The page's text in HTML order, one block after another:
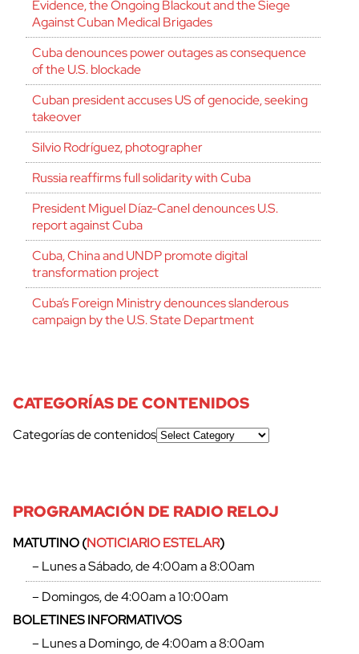
Evidence, the Ongoing Blackout and the Siege
Against Cuban Medical Brigades
Cuba denounces power outages as consequence
of the U.S. blockade
Cuban president accuses US of genocide, seeking
takeover
Silvio Rodríguez, photographer
Russia reaffirms full solidarity with Cuba
President Miguel Díaz-Canel denounces U.S.
report against Cuba
Cuba, China and UNDP promote digital
transformation project
Cuba’s Foreign Ministry denounces slanderous
campaign by the U.S. State Department
CATEGORÍAS DE CONTENIDOS
Categorías de contenidos
PROGRAMACIÓN DE RADIO RELOJ
MATUTINO (NOTICIARIO ESTELAR)
– Lunes a Sábado, de 4:00am a 8:00am
– Domingos, de 4:00am a 10:00am
BOLETINES INFORMATIVOS
– Lunes a Domingo, de 4:00am a 8:00am